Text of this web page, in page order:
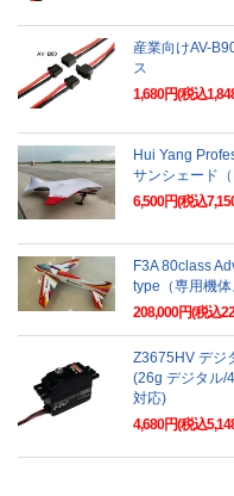
産業向けAV-
ス
1,680円(税込
Hui Yang
サンシェード
6,500円(税込
F3A 80class
type（専用機体
208,000円(税込
Z3675HV デジ
(26g デジタル/
対応)
4,680円(税込